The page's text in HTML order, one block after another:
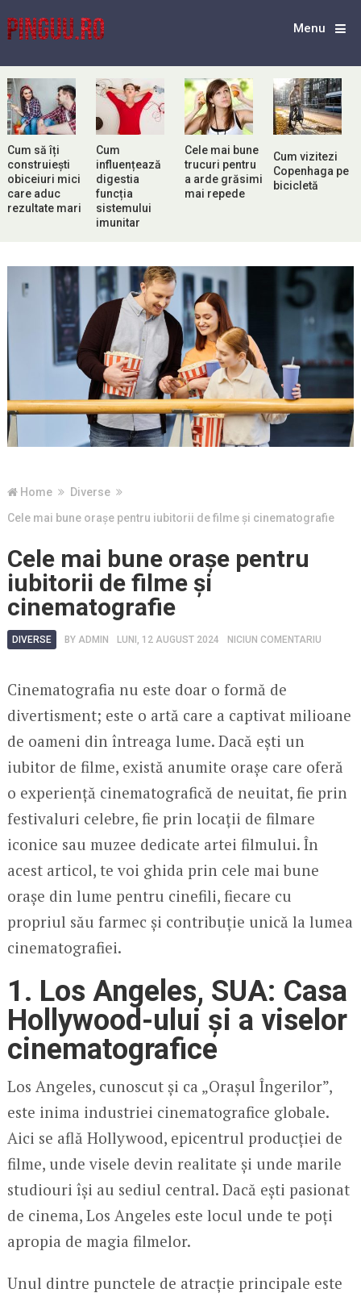
Menu
Cum să îți
construiești
obiceiuri mici
care aduc
rezultate mari
Cum
influențează
digestia
funcția
sistemului
imunitar
Cele mai bune
trucuri pentru
a arde grăsimi
mai repede
Cum vizitezi
Copenhaga pe
bicicletă
Home
Diverse
Cele mai bune orașe pentru iubitorii de filme și cinematografie
Cele mai bune orașe pentru
iubitorii de filme și
cinematografie
DIVERSE BY ADMIN LUNI, 12 AUGUST 2024 NICIUN COMENTARIU
Cinematografia nu este doar o formă de
divertisment; este o artă care a captivat milioane
de oameni din întreaga lume. Dacă ești un
iubitor de filme, există anumite orașe care oferă
o experiență cinematografică de neuitat, fie prin
festivaluri celebre, fie prin locații de filmare
iconice sau muzee dedicate artei filmului. În
acest articol, te voi ghida prin cele mai bune
orașe din lume pentru cinefili, fiecare cu
propriul său farmec și contribuție unică la lumea
cinematografiei.
1. Los Angeles, SUA: Casa
Hollywood-ului și a viselor
cinematografice
Los Angeles, cunoscut și ca „Orașul Îngerilor”,
este inima industriei cinematografice globale.
Aici se află Hollywood, epicentrul producției de
filme, unde visele devin realitate și unde marile
studiouri își au sediul central. Dacă ești pasionat
de cinema, Los Angeles este locul unde te poți
apropia de magia filmelor.
Unul dintre punctele de atracție principale este